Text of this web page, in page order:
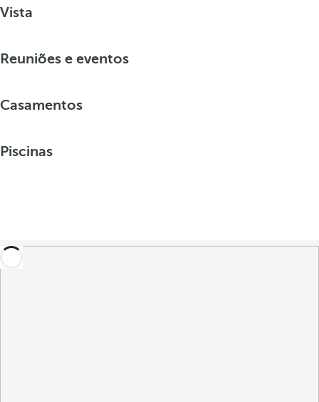
Vista
Reuniões e eventos
Casamentos
Piscinas